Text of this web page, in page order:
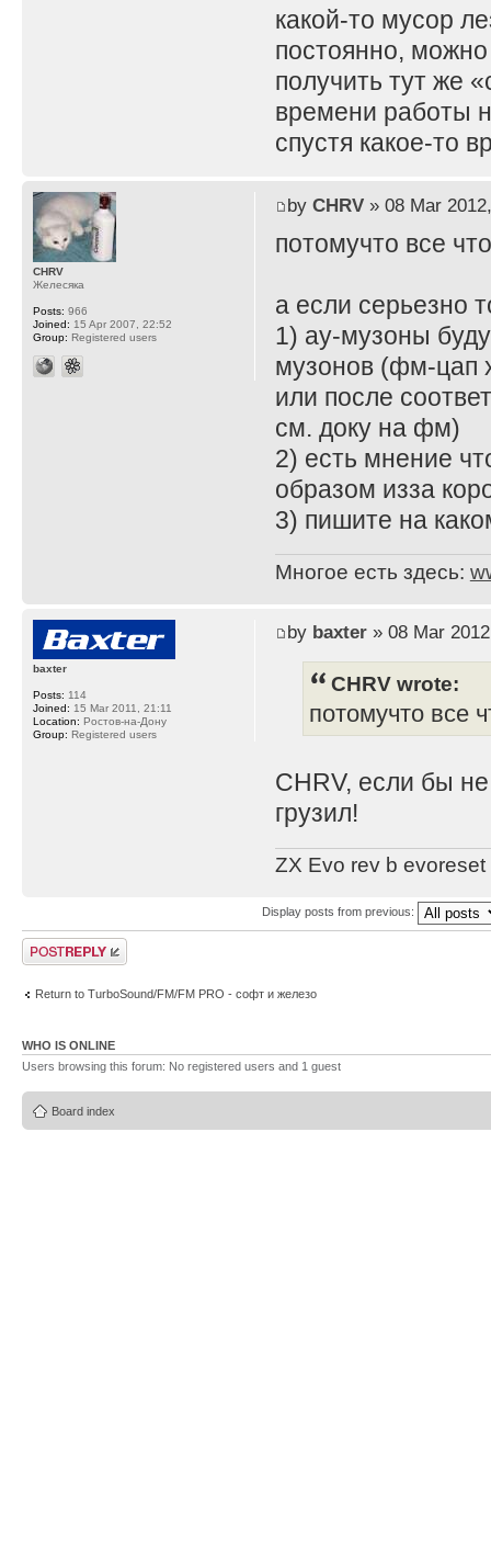
какой-то мусор
постоянно,
получить тут же
времени работы
спустя какое-то
by CHRV» 08 Mar
потомучто все
а если серьезно
1) ау-музоны
музонов (фм-цап
или после
см. доку на фм)
2) есть мнение
образом изза
3) пишите на
Многое есть здесь:
CHRV
Желесяка
Posts: 966
Joined: 15 Apr 2007, 22:52
Group: Registered users
by baxter» 08 Mar
CHRV wrote:
потомучто все
CHRV, если бы
грузил!
ZX Evo rev b evoreset
baxter
Posts: 114
Joined: 15 Mar 2011, 21:11
Location: Ростов-на-Дону
Group: Registered users
Display posts from previous:
Post a reply
Return to TurboSound/FM/FM PRO - софт и железо
WHO IS ONLINE
Users browsing this forum: No registered users and 1 guest
Board index